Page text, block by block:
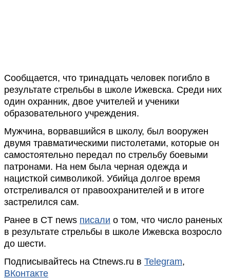
Сообщается, что тринадцать человек погибло в
результате стрельбы в школе Ижевска. Среди них
один охранник, двое учителей и ученики
образовательного учреждения.
Мужчина, ворвавшийся в школу, был вооружен
двумя травматическими пистолетами, которые он
самостоятельно передал по стрельбу боевыми
патронами. На нем была черная одежда и
нацисткой символикой. Убийца долгое время
отстреливался от правоохранителей и в итоге
застрелился сам.
Ранее в CT news писали о том, что число раненых
в результате стрельбы в школе Ижевска возросло
до шести.
Подписывайтесь на Ctnews.ru в Telegram,
ВКонтакте